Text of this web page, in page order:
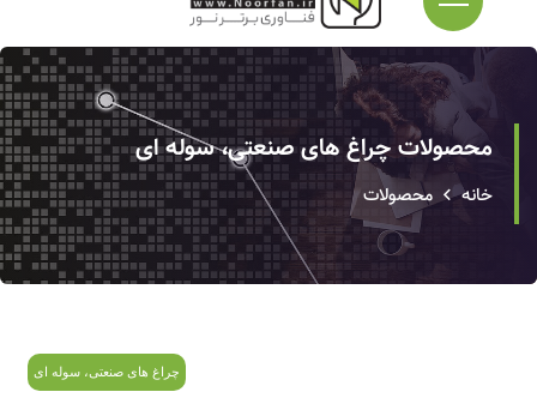
محصولات چراغ های صنعتی، سوله ای
خانه محصولات
چراغ های صنعتی، سوله ای